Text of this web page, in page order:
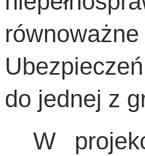
do jednej z
W